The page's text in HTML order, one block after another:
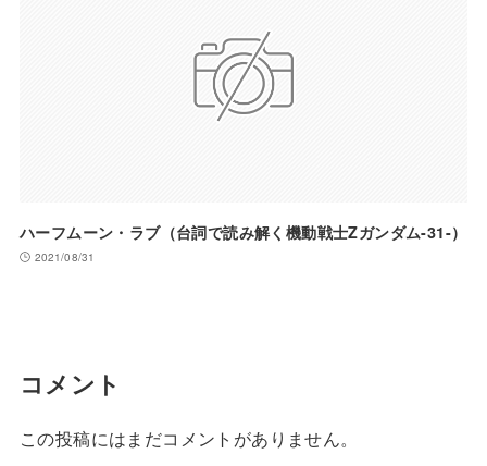
ハーフムーン・ラブ（台詞で読み解く機動戦士Zガンダム-31-）
2021/08/31
コメント
この投稿にはまだコメントがありません。